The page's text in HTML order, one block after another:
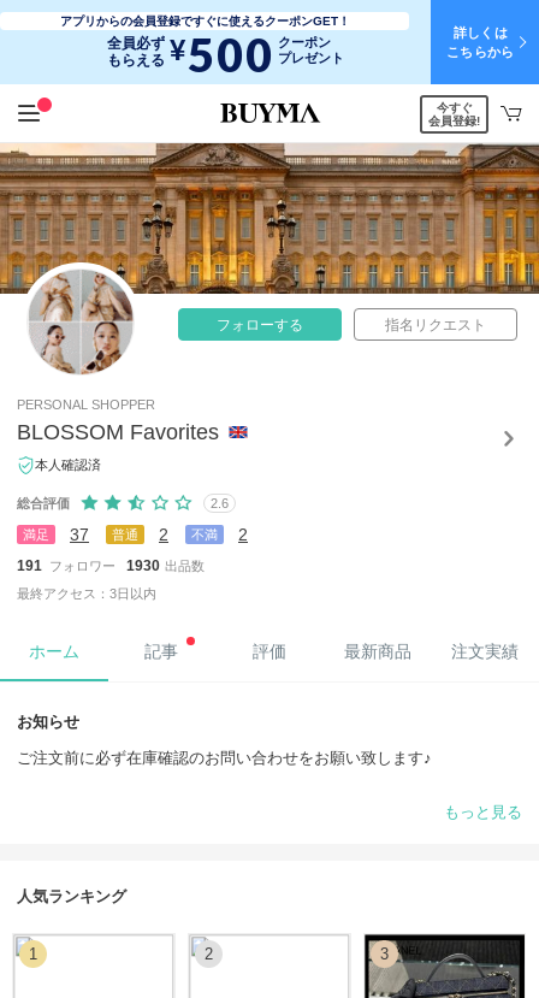
アプリからの会員登録ですぐに使えるクーポンGET！
全員必ず
もらえる ¥500 クーポン
プレゼント
詳しくは
こちらから
今すぐ
会員登録!
フォローする 指名リクエスト
PERSONAL SHOPPER
BLOSSOM Favorites
本人確認済
総合評価 2.6
満足 37 普通 2 不満 2
191 フォロワー 1930 出品数
最終アクセス：3日以内
ホーム 記事 評価 最新商品 注文実績
お知らせ
ご注文前に必ず在庫確認のお問い合わせをお願い致します♪
出品以外の商品も、指名リクエストからお気軽にご相談ください。当店
では、お客様のご希望に添えるよう、世界中から商品をお探しします。
■海外発送のため関税がかかる場合があり、ご購入者様のご負担となり
身でのお手続きが必要です。
■発送後のキャンセルや変更はできませんので、よくご確認のうえご注
もっと見る
人気ランキング
1 2 3